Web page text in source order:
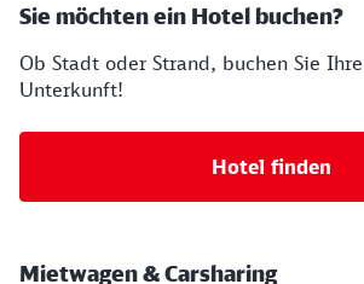
Sie möchten ein Hotel buchen?
Ob Stadt oder Strand, buchen Sie
Unterkunft!
Hotel finden
Mietwagen & Carsharing